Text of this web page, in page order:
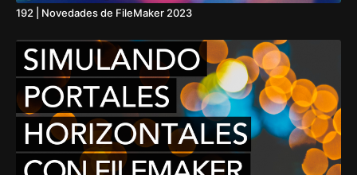
192 | Novedades de FileMaker 2023